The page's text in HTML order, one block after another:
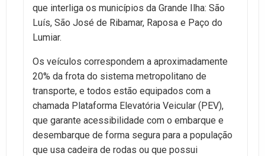
que interliga os municípios da Grande Ilha: São
Luís, São José de Ribamar, Raposa e Paço do
Lumiar.
Os veículos correspondem a aproximadamente
20% da frota do sistema metropolitano de
transporte, e todos estão equipados com a
chamada Plataforma Elevatória Veicular (PEV),
que garante acessibilidade com o embarque e
desembarque de forma segura para a população
que usa cadeira de rodas ou que possui